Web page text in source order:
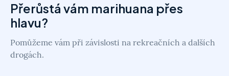
Přerůstá vám marihuana přes
hlavu?
Pomůžeme vám při závislosti na rekreačních a dalších
drogách.